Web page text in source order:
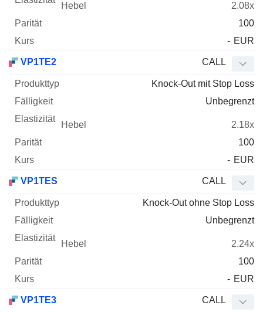
2.08x
100
- EUR
VP1TE2 CALL
Knock-Out mit Stop Loss
Unbegrenzt
2.18x
100
- EUR
VP1TES CALL
Knock-Out ohne Stop Loss
Unbegrenzt
2.24x
100
- EUR
VP1TE3 CALL